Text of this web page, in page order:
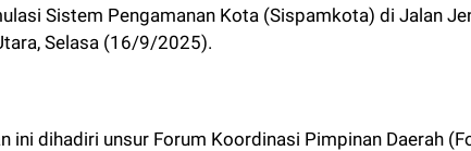
Sistem Pengamanan Kota (Sispamkota) di Jalan
Selasa (16/9/2025).
ini dihadiri unsur Forum Koordinasi Pimpinan Daerah